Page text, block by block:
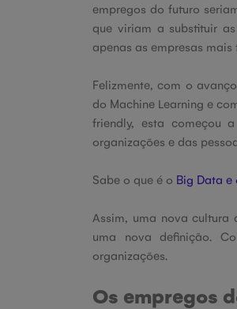
empregos do futuro
que viriam a substituir
apenas as empresas
Felizmente, com o
do Machine Learning e
friendly, esta começou
organizações e das
Sabe o que é o Big Data e
Assim, uma nova cultura
uma nova definição.
organizações.
Os empregos